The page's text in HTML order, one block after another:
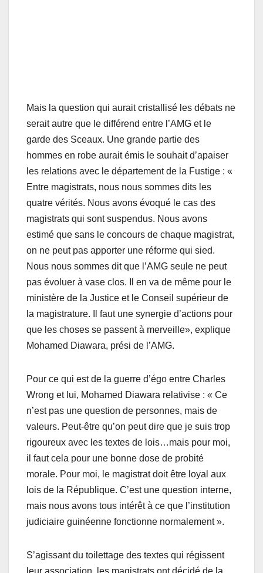
Mais la question qui aurait cristallisé les débats ne
serait autre que le différend entre l’AMG et le
garde des Sceaux. Une grande partie des
hommes en robe aurait émis le souhait d’apaiser
les relations avec le département de la Fustige : «
Entre magistrats, nous nous sommes dits les
quatre vérités. Nous avons évoqué le cas des
magistrats qui sont suspendus. Nous avons
estimé que sans le concours de chaque magistrat,
on ne peut pas apporter une réforme qui sied.
Nous nous sommes dit que l’AMG seule ne peut
pas évoluer à vase clos. Il en va de même pour le
ministère de la Justice et le Conseil supérieur de
la magistrature. Il faut une synergie d’actions pour
que les choses se passent à merveille», explique
Mohamed Diawara, prési de l’AMG.
Pour ce qui est de la guerre d’égo entre Charles
Wrong et lui, Mohamed Diawara relativise : « Ce
n’est pas une question de personnes, mais de
valeurs. Peut-être qu’on peut dire que je suis trop
rigoureux avec les textes de lois…mais pour moi,
il faut cela pour une bonne dose de probité
morale. Pour moi, le magistrat doit être loyal aux
lois de la République. C’est une question interne,
mais nous avons tous intérêt à ce que l’institution
judiciaire guinéenne fonctionne normalement ».
S’agissant du toilettage des textes qui régissent
leur association, les magistrats ont décidé de la